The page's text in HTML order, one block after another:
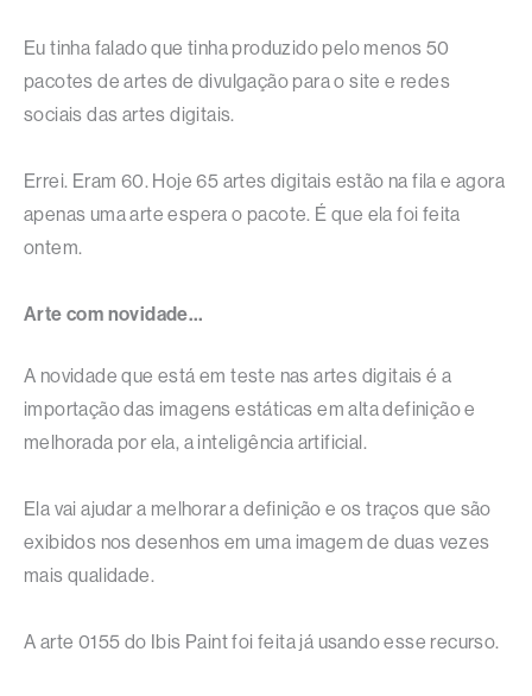
Eu tinha falado que tinha produzido pelo menos 50
pacotes de artes de divulgação para o site e redes
sociais das artes digitais.
Errei. Eram 60. Hoje 65 artes digitais estão na fila e agora
apenas uma arte espera o pacote. É que ela foi feita
ontem.
Arte com novidade…
A novidade que está em teste nas artes digitais é a
importação das imagens estáticas em alta definição e
melhorada por ela, a inteligência artificial.
Ela vai ajudar a melhorar a definição e os traços que são
exibidos nos desenhos em uma imagem de duas vezes
mais qualidade.
A arte 0155 do Ibis Paint foi feita já usando esse recurso.